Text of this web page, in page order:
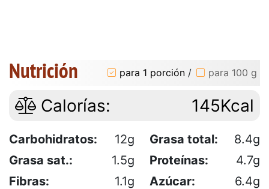
Nutrición para 1 porción / para 100 g
Calorías: 145Kcal
Carbohidratos: 12g Grasa total:
8.4g
Grasa sat.:
1.5g Proteínas:
4.7g
Fibras:
1.1g Azúcar:
6.4g